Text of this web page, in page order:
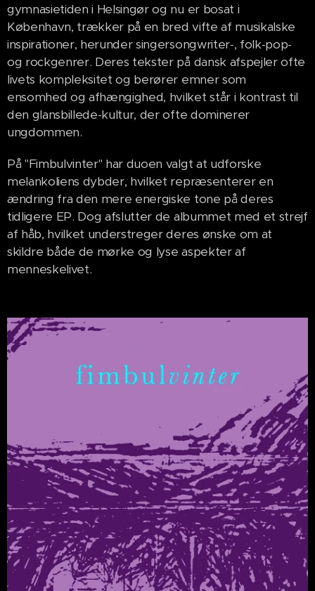
gymnasietiden i Helsingør og nu er bosat i
København, trækker på en bred vifte af musikalske
inspirationer, herunder singersongwriter-, folk-pop-
og rockgenrer. Deres tekster på dansk afspejler ofte
livets kompleksitet og berører emner som
ensomhed og afhængighed, hvilket står i kontrast til
den glansbillede-kultur, der ofte dominerer
ungdommen.
På "Fimbulvinter" har duoen valgt at udforske
melankoliens dybder, hvilket repræsenterer en
ændring fra den mere energiske tone på deres
tidligere EP. Dog afslutter de albummet med et strejf
af håb, hvilket understreger deres ønske om at
skildre både de mørke og lyse aspekter af
menneskelivet.